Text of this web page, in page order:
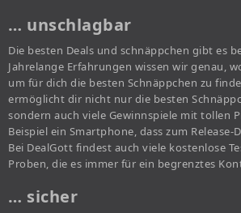
… unschlagbar
Die besten Deals und schnäppchen gibt es
Jahrelange Erfahrungen wissen wir genau,
um für dich die besten Schnäppchen zu
ermöglicht dir nicht nur die besten
sondern auch viele Gewinnspiele mit tollen
Beispiel ein Smartphone, dass zum
Bei DealGott findest auch viele kostenlose
Proben, die es immer für ein begrenztes
… sicher